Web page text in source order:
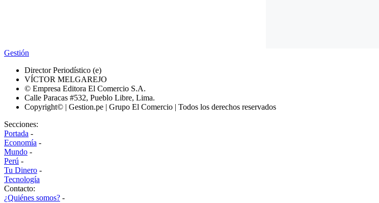
Gestión
Director Periodístico (e)
VÍCTOR MELGAREJO
© Empresa Editora El Comercio S.A.
Calle Paracas #532, Pueblo Libre, Lima.
Copyright© | Gestion.pe | Grupo El Comercio | Todos los derechos reservados
Secciones:
Portada -
Economía -
Mundo -
Perú -
Tu Dinero -
Tecnología
Contacto:
¿Quiénes somos? -